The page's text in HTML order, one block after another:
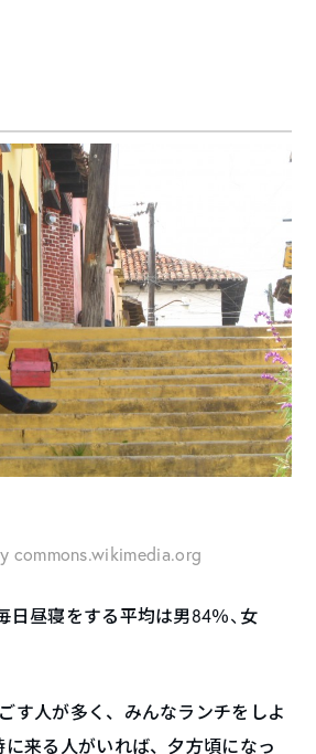
commons.wikimedia.org
日昼寝をする平均は男84％、女
す人が多く、みんなランチをしよ
に来る人がいれば、夕方頃になっ